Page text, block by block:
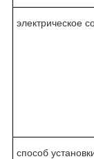
электрическое
способ